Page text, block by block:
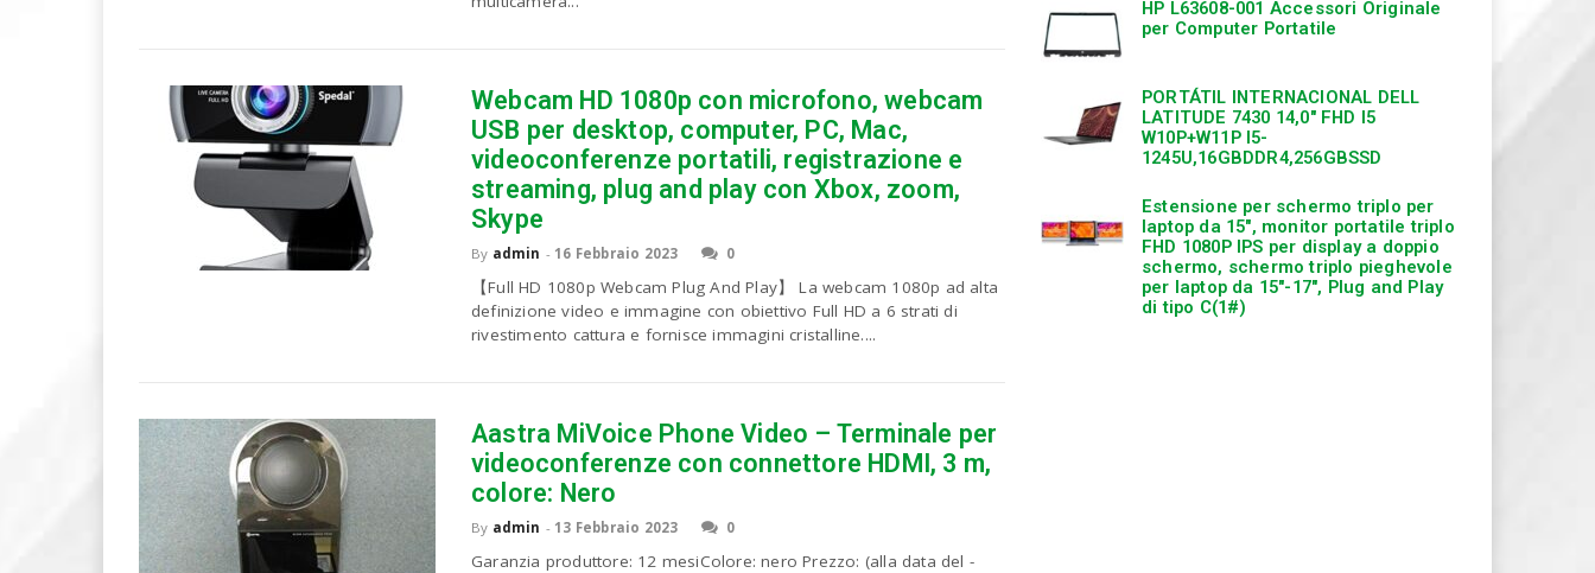
C
Webcam HD 1080p con microfono, webcam
USB per desktop, computer, PC, Mac,
videoconferenze portatili, registrazione e
streaming, plug and play con Xbox, zoom,
Skype
By admin - 16 Febbraio 2023 0
【Full HD 1080p Webcam Plug And Play】 La webcam 1080p ad alta
definizione video e immagine con obiettivo Full HD a 6 strati di
rivestimento cattura e fornisce immagini cristalline....
Aastra MiVoice Phone Video – Terminale per
videoconferenze con connettore HDMI, 3 m,
colore: Nero
By admin - 13 Febbraio 2023 0
Garanzia produttore: 12 mesiColore: nero Prezzo: (alla data del -
HP L63608-001 Accessori Originale
per Computer Portatile
PORTÁTIL INTERNACIONAL DELL
LATITUDE 7430 14,0″ FHD I5
W10P+W11P I5-
1245U,16GBDDR4,256GBSSD
Estensione per schermo triplo per
laptop da 15″, monitor portatile triplo
FHD 1080P IPS per display a doppio
schermo, schermo triplo pieghevole
per laptop da 15″-17″, Plug and Play
di tipo C(1#)